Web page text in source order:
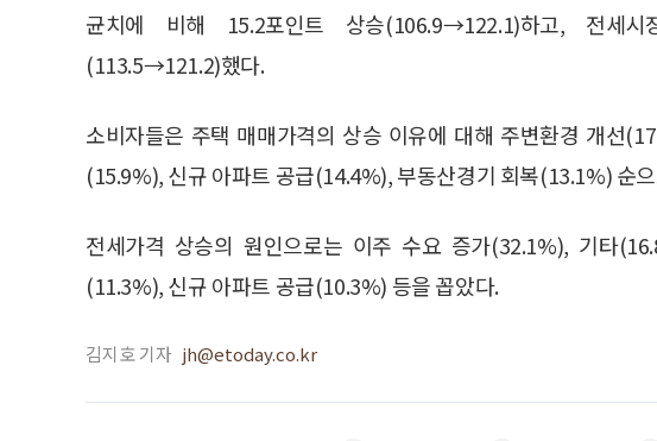
균치에 비해 15.2포인트 상승(106.9→122.1)하고, 전세
(113.5→121.2)했다.
소비자들은 주택 매매가격의 상승 이유에 대해 주변환경 개선
(15.9%), 신규 아파트 공급(14.4%), 부동산경기 회복(13.1%) 순
전세가격 상승의 원인으로는 이주 수요 증가(32.1%), 기타
(11.3%), 신규 아파트 공급(10.3%) 등을 꼽았다.
김지호 기자 jh@etoday.co.kr